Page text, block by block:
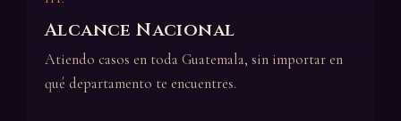
Alcance Nacional
Atiendo casos en toda Guatemala, sin importar en
qué departamento te encuentres.